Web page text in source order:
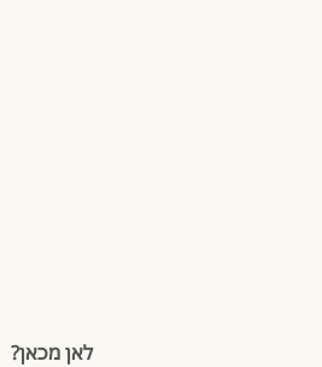
לאן מכאן?